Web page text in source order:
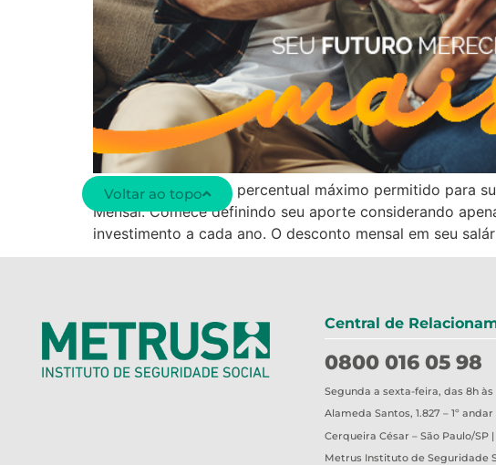
Se você já investe o percentual máximo permitido para
Mensal. Comece definindo seu aporte considerando
investimento a cada ano. O desconto mensal em seu
Central de
0800 016 05 98
Segunda a sexta-feira, das 8h às
Alameda Santos, 1.827 – 1º andar
Cerqueira César – São Paulo/SP |
Metrus Instituto de Seguridade
Voltar ao topo